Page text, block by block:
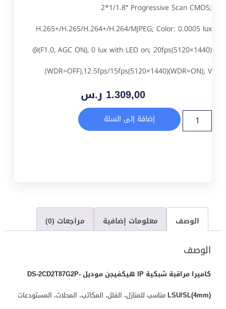
2*1/1.8″ Progressive Scan CMOS;
H.265+/H.265/H.264+/H.264/MJPEG; Color: 0.0005 lux
@(F1.0, AGC ON), 0 lux with LED on; 20fps(5120×1440)
(WDR=OFF),12.5fps/15fps(5120×1440)(WDR=ON); V
1.309,00 ر.س
إضافة إلى السلة
الوصف معلومات إضافية مراجعات (0)
الوصف
كاميرا مراقبة شبكية IP هيكفيجن موديل DS-2CD2T87G2P-
LSU/SL(4mm)مناسب للمنازل، الفلل، المكاتب، المحلات، المستودعات